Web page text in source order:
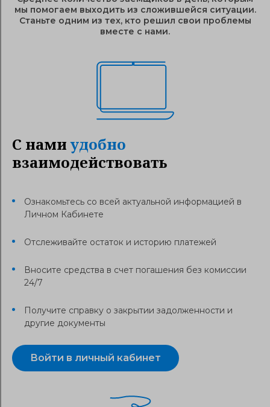
мы помогаем выходить из сложившейся ситуации.
Станьте одним из тех, кто решил свои проблемы
вместе с нами.
С намиудобно
взаимодействовать
Ознакомьтесь со всей актуальной информацией в
Личном Кабинете
Отслеживайте остаток и историю платежей
Вносите средства в счет погашения без комиссии
24/7
Получите справку о закрытии задолженности и
другие документы
Войти в личный кабинет